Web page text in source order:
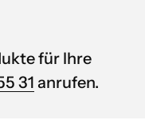
für Ihre
31 anrufen.